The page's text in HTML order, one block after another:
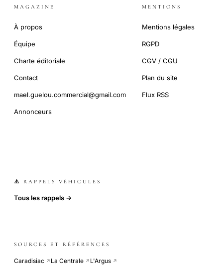
MAGAZINE
À propos
Équipe
Charte éditoriale
Contact
mael.guelou.commercial@gmail.com
Annonceurs
MENTIONS
Mentions légales
RGPD
CGV / CGU
Plan du site
Flux RSS
⚠️ RAPPELS VÉHICULES
Tous les rappels →
SOURCES ET RÉFÉRENCES
Caradisiac ↗ La Centrale ↗ L'Argus ↗